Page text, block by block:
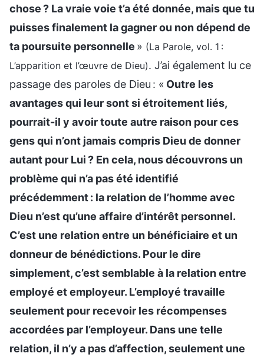
chose ? La vraie voie t’a été donnée, mais que tu
puisses finalement la gagner ou non dépend de
ta poursuite personnelle » (La Parole, vol. 1 :
L’apparition et l’œuvre de Dieu). J’ai également lu ce
passage des paroles de Dieu : « Outre les
avantages qui leur sont si étroitement liés,
pourrait-il y avoir toute autre raison pour ces
gens qui n’ont jamais compris Dieu de donner
autant pour Lui ? En cela, nous découvrons un
problème qui n’a pas été identifié
précédemment : la relation de l’homme avec
Dieu n’est qu’une affaire d’intérêt personnel.
C’est une relation entre un bénéficiaire et un
donneur de bénédictions. Pour le dire
simplement, c’est semblable à la relation entre
employé et employeur. L’employé travaille
seulement pour recevoir les récompenses
accordées par l’employeur. Dans une telle
relation, il n’y a pas d’affection, seulement une